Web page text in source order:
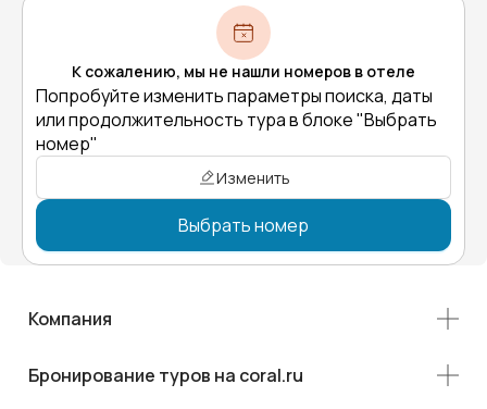
К сожалению, мы не нашли номеров в отеле
Попробуйте изменить параметры поиска, даты
или продолжительность тура в блоке "Выбрать
номер"
Изменить
Выбрать номер
Компания
Бронирование туров на coral.ru